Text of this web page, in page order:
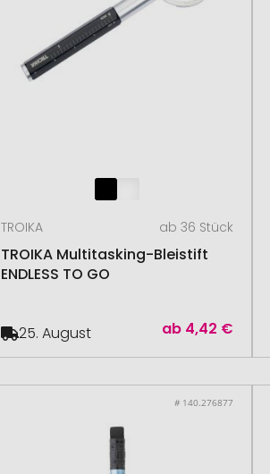
TROIKA ab 36 Stück
TROIKA Multitasking-Bleistift
ENDLESS TO GO
ab 4,42 €
25. August
# 140.276877